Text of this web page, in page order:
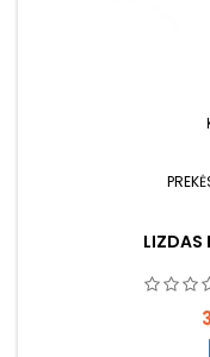
LIZDAS